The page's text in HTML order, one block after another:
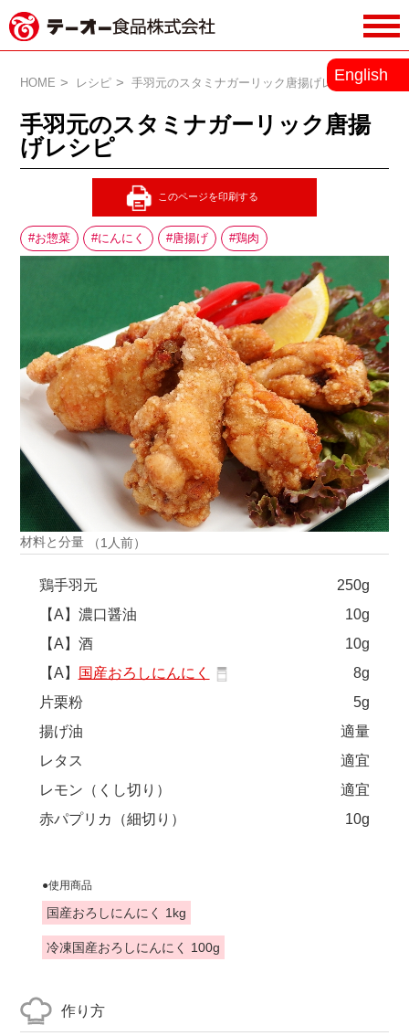
ー食品株式会社
English
HOME レシピ 手羽元のスタミナガーリック唐揚げレシピ
手羽元のスタミナガーリック唐揚
げレシピ
お惣菜 にんにく 唐揚げ 鶏肉
材料と分量 （1人前）
鶏手羽元
250g
【A】濃口醤油
10g
【A】酒
10g
【A】
国産おろしにんにく
8g
片栗粉
5g
揚げ油
適量
レタス
適宜
レモン（くし切り）
適宜
赤パプリカ（細切り）
10g
●使用商品
国産おろしにんにく 1kg
冷凍国産おろしにんにく 100g
作り方